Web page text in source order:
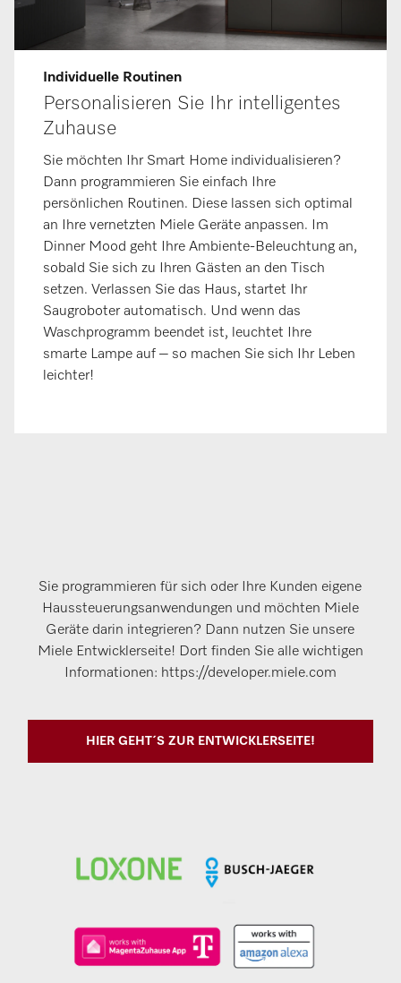
Individuelle Routinen
Personalisieren Sie Ihr intelligentes
Zuhause
Sie möchten Ihr Smart Home individualisieren?
Dann programmieren Sie einfach Ihre
persönlichen Routinen. Diese lassen sich optimal
an Ihre vernetzten Miele Geräte anpassen. Im
Dinner Mood geht Ihre Ambiente-Beleuchtung an,
sobald Sie sich zu Ihren Gästen an den Tisch
setzen. Verlassen Sie das Haus, startet Ihr
Saugroboter automatisch. Und wenn das
Waschprogramm beendet ist, leuchtet Ihre
smarte Lampe auf – so machen Sie sich Ihr Leben
leichter!
Sie programmieren für sich oder Ihre Kunden eigene
Haussteuerungsanwendungen und möchten Miele
Geräte darin integrieren? Dann nutzen Sie unsere
Miele Entwicklerseite! Dort finden Sie alle wichtigen
Informationen: https://developer.miele.com
HIER GEHT´S ZUR ENTWICKLERSEITE!